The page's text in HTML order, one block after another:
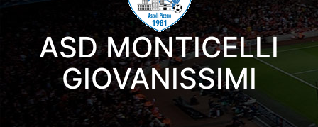
ASD MONTICELLI
GIOVANISSIMI